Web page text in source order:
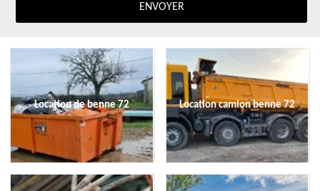
Location de benne 72 Location camion benne 72